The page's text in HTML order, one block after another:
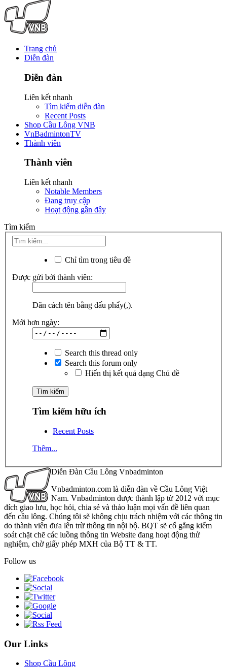
Trang chủ
Diễn đàn
Diễn đàn
Liên kết nhanh
Tìm kiếm diễn đàn
Recent Posts
Shop Cầu Lông VNB
VnBadmintonTV
Thành viên
Thành viên
Liên kết nhanh
Notable Members
Đang truy cập
Hoạt động gần đây
Tìm kiếm
Chỉ tìm trong tiêu đề
Được gửi bởi thành viên:
Dãn cách tên bằng dấu phẩy(,).
Mới hơn ngày:
Search this thread only
Search this forum only
Hiển thị kết quả dạng Chủ đề
Tìm kiếm hữu ích
Recent Posts
Thêm...
Diễn Đàn Cầu Lông Vnbadminton
Vnbadminton.com là diễn đàn về Cầu Lông Việt
Nam. Vnbadminton được thành lập từ 2012 với mục
đích giao lưu, học hỏi, chia sẻ và thảo luận mọi vấn đề liên quan
đến cầu lông. Chúng tôi sẽ không chịu trách nhiệm với các thông tin
do thành viên đưa lên trừ thông tin nội bộ. BQT sẽ cố gắng kiểm
soát chặt chẽ các luồng thông tin Website đang hoạt động thử
nghiệm, chờ giấy phép MXH của Bộ TT & TT.
Follow us
Our Links
Shop Cầu Lông